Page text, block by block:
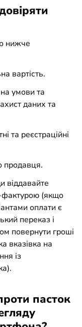
нижче
вартість.
умови та
даних та
та реєстраційні
продавця.
віддавайте
фактурою (якщо
оплати є
переказ і
повернути гроші
вказівка на
із
пасток